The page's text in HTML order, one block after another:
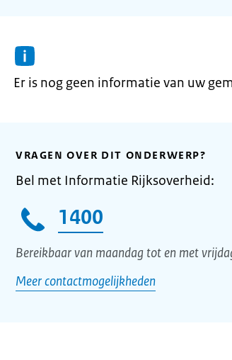
Informatie:
Er is nog geen informatie van uw
VRAGEN OVER DIT ONDERWERP?
Bel met Informatie Rijksoverheid:
1400
Bereikbaar van maandag tot en met
Meer contactmogelijkheden